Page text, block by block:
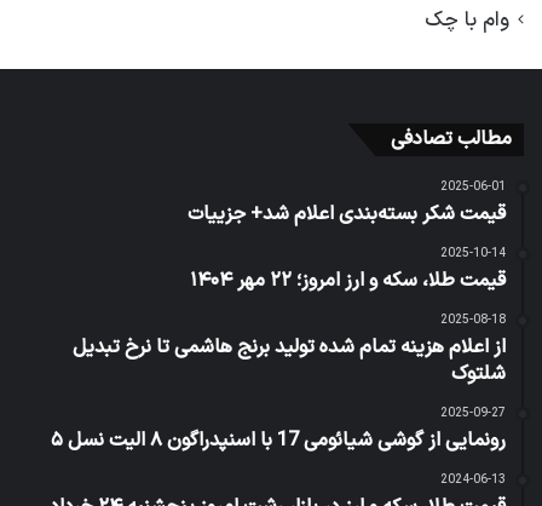
وام با چک
مطالب تصادفی
2025-06-01
قیمت شکر بسته‌بندی اعلام شد+ جزییات
2025-10-14
قیمت طلا، سکه و ارز امروز؛ ۲۲ مهر ۱۴۰۴
2025-08-18
از اعلام هزینه تمام شده تولید برنج هاشمی تا نرخ تبدیل
شلتوک
2025-09-27
رونمایی از گوشی شیائومی 17 با اسنپدراگون ۸ الیت نسل ۵
2024-06-13